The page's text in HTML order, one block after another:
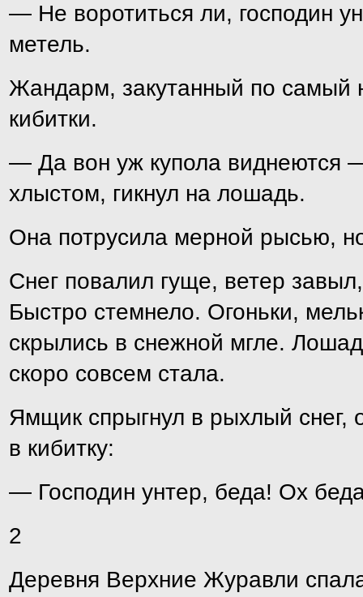
— Не воротиться ли, господин
метель.
Жандарм, закутанный по самый
кибитки.
— Да вон уж купола виднеются
хлыстом, гикнул на лошадь.
Она потрусила мерной рысью,
Снег повалил гуще, ветер
Быстро стемнело. Огоньки,
скрылись в снежной мгле.
скоро совсем стала.
Ямщик спрыгнул в рыхлый снег,
в кибитку:
— Господин унтер, беда! Ох
2
Деревня Верхние Журавли